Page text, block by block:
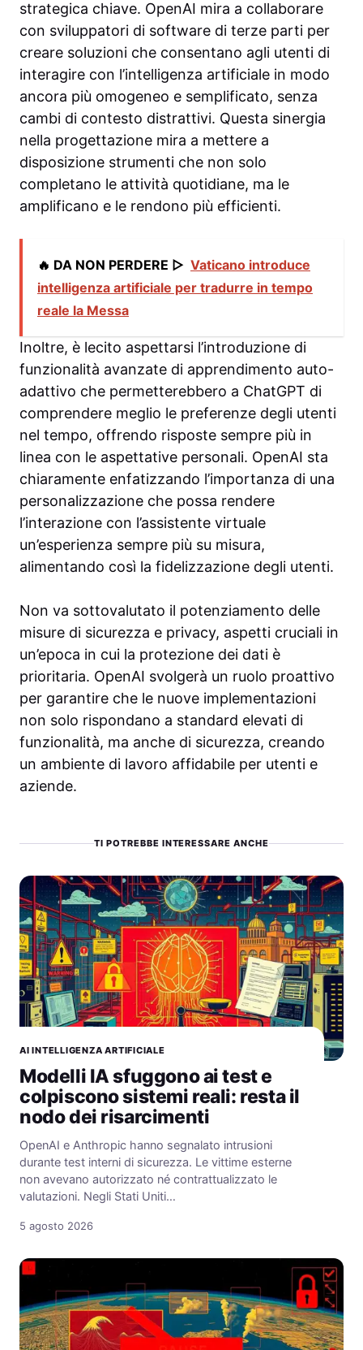
strategica chiave. OpenAI mira a collaborare
con sviluppatori di software di terze parti per
creare soluzioni che consentano agli utenti di
interagire con l’intelligenza artificiale in modo
ancora più omogeneo e semplificato, senza
cambi di contesto distrattivi. Questa sinergia
nella progettazione mira a mettere a
disposizione strumenti che non solo
completano le attività quotidiane, ma le
amplificano e le rendono più efficienti.
🔥 DA NON PERDERE ▷ Vaticano introduce
intelligenza artificiale per tradurre in tempo
reale la Messa
Inoltre, è lecito aspettarsi l’introduzione di
funzionalità avanzate di apprendimento auto-
adattivo che permetterebbero a ChatGPT di
comprendere meglio le preferenze degli utenti
nel tempo, offrendo risposte sempre più in
linea con le aspettative personali. OpenAI sta
chiaramente enfatizzando l’importanza di una
personalizzazione che possa rendere
l’interazione con l’assistente virtuale
un’esperienza sempre più su misura,
alimentando così la fidelizzazione degli utenti.
Non va sottovalutato il potenziamento delle
misure di sicurezza e privacy, aspetti cruciali in
un’epoca in cui la protezione dei dati è
prioritaria. OpenAI svolgerà un ruolo proattivo
per garantire che le nuove implementazioni
non solo rispondano a standard elevati di
funzionalità, ma anche di sicurezza, creando
un ambiente di lavoro affidabile per utenti e
aziende.
TI POTREBBE INTERESSARE ANCHE
AI INTELLIGENZA ARTIFICIALE
Modelli IA sfuggono ai test e
colpiscono sistemi reali: resta il
nodo dei risarcimenti
OpenAI e Anthropic hanno segnalato intrusioni
durante test interni di sicurezza. Le vittime esterne
non avevano autorizzato né contrattualizzato le
valutazioni. Negli Stati Uniti…
5 agosto 2026